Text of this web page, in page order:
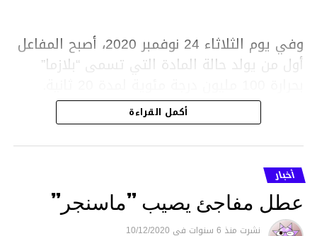
وفي يوم الثلاثاء 24 نوفمبر 2020، أصبح المفاعل
أول من يولد حالة المادة التي تسمى “بلازما”
وتم تصميم المفاعل الكوري الجنوبي لتكرار
تفاعلات الاندماج التي تحدث على سطح الشمس
في بيئة خاضعة للرقابة على الأرض، وهو في
طريقه لإنجاز مهمته على الرغم من أنه لا يزال
أكمل القراءة
أخبار
عطل مفاجئ يصيب ”ماسنجر”
نشرت منذ 6 سنوات فى 10/12/2020